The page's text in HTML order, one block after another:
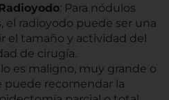
: Para nódulos
el radioyodo puede ser una
el tamaño y actividad del
de cirugía.
es maligno, muy grande o
puede recomendar la